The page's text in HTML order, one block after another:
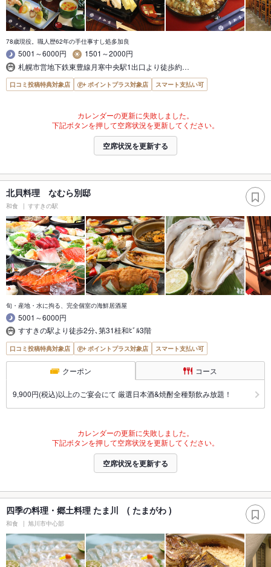
78歳現役。職人歴62年の手仕事すし処多加良
5001～6000円
1501～2000円
札幌市営地下鉄東豊線月寒中央駅1出口より徒歩約…
口コミ投稿特典対象店 ポイントプラス対象店 スマート支払い可
カレンダーの更新に失敗しました。
下記ボタンを押して空席状況を更新してください。
空席状況を更新する
北貝料理 なむら別邸
和食 すすきの駅
旬・産地・水に拘る、完全個室の海鮮居酒屋
5001～6000円
すすきの駅より徒歩2分､第31桂和ﾋﾞﾙ3階
口コミ投稿特典対象店 ポイントプラス対象店 スマート支払い可
クーポン コース
9,900円(税込)以上のご宴会にて 厳選日本酒&焼酎全種類飲み放題！
カレンダーの更新に失敗しました。
下記ボタンを押して空席状況を更新してください。
空席状況を更新する
四季の料理・郷土料理 たま川 ( たまがわ )
和食 旭川市中心部